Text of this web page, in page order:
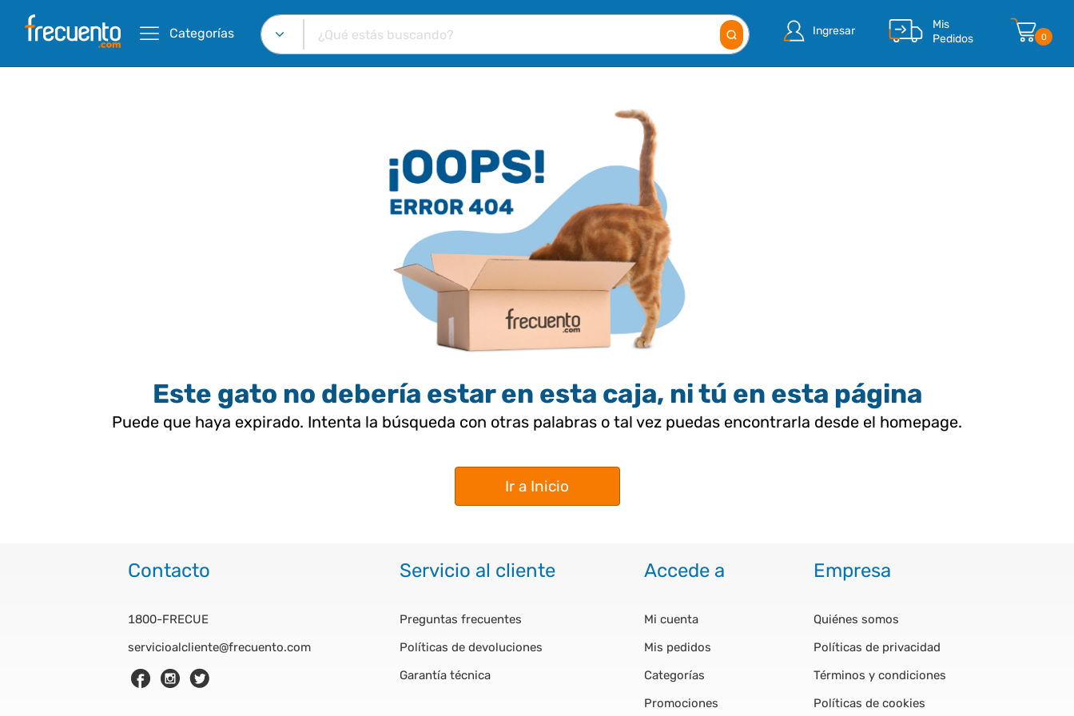
Categorías Ingresar
Mis
Pedidos
0
Este gato no debería estar en esta caja, ni tú en esta página
Puede que haya expirado. Intenta la búsqueda con otras palabras o tal vez puedas encontrarla desde el homepage.
Ir a Inicio
Contacto
1800-FRECUE
servicioalcliente@frecuento.com
Servicio al cliente
Preguntas frecuentes
Políticas de devoluciones
Garantía técnica
Accede a
Mi cuenta
Mis pedidos
Categorías
Promociones
Empresa
Quiénes somos
Políticas de privacidad
Términos y condiciones
Políticas de cookies